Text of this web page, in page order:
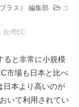
ラス） 編集部
コ
台湾EC
ると非常に小規模
市場も日本と比べ
日本より高いのが
いて利用されてい